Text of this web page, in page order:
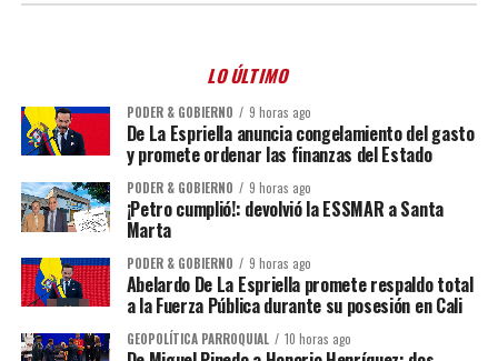
LO ÚLTIMO
PODER & GOBIERNO 9 horas ago
De La Espriella anuncia congelamiento del gasto
y promete ordenar las finanzas del Estado
PODER & GOBIERNO 9 horas ago
¡Petro cumplió!: devolvió la ESSMAR a Santa
Marta
PODER & GOBIERNO 9 horas ago
Abelardo De La Espriella promete respaldo total
a la Fuerza Pública durante su posesión en Cali
GEOPOLÍTICA PARROQUIAL 10 horas ago